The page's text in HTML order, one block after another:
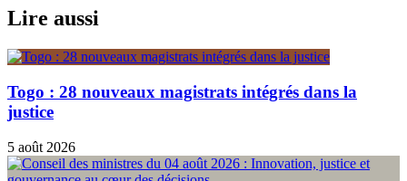
Lire aussi
Togo : 28 nouveaux magistrats intégrés dans la
justice
5 août 2026